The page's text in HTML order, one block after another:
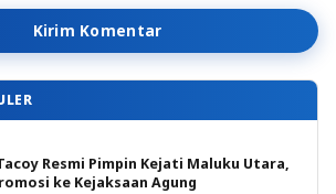
Kirim Komentar
Resmi Pimpin Kejati Maluku Utara,
ke Kejaksaan Agung